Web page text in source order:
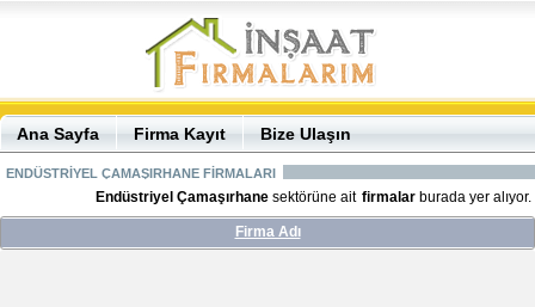
Ana Sayfa Firma Kayıt Bize Ulaşın
ENDÜSTRİYEL ÇAMAŞIRHANE FİRMALARI
Endüstriyel Çamaşırhane sektörüne ait firmalar burada yer alıyor.
Firma Adı